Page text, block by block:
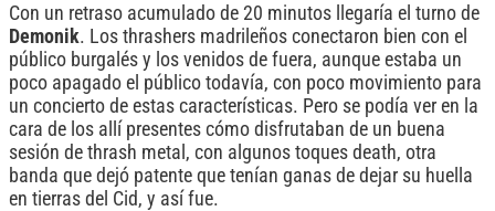
Con un retraso acumulado de 20 minutos llegaría el turno de
Demonik. Los thrashers madrileños conectaron bien con el
público burgalés y los venidos de fuera, aunque estaba un
poco apagado el público todavía, con poco movimiento para
un concierto de estas características. Pero se podía ver en la
cara de los allí presentes cómo disfrutaban de un buena
sesión de thrash metal, con algunos toques death, otra
banda que dejó patente que tenían ganas de dejar su huella
en tierras del Cid, y así fue.